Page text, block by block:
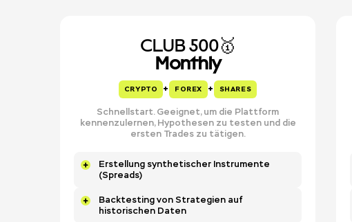
CLUB 500🥇
Monthly
CRYPTO + FOREX + SHARES
Schnellstart. Geeignet, um die Plattform
kennenzulernen, Hypothesen zu testen und die
ersten Trades zu tätigen.
Erstellung synthetischer Instrumente
(Spreads)
Backtesting von Strategien auf
historischen Daten